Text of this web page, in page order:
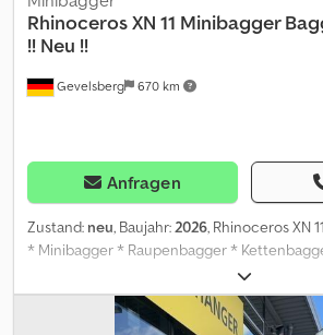
Gevelsberg 670 km
Rhinoceros XN 11 Minibagger
!! Neu !!
Anfragen
Zustand: neu, Baujahr:2026, Rhinoceros XN
* Minibagger * Raupenbagger *
Betriebsstunden: 0 * GesMaße: 2900mm x
GesGew: 1100kg * Leergewicht: 1020kg *
km/h * Schaufelgröße: 0,025m³ *